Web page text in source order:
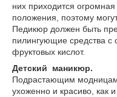
них приходится
положения, поэтому
Педикюр должен быть
пилингующие средства с
фруктовых кислот.
Детский маникюр.
Подрастающим
ухоженно и красиво, как